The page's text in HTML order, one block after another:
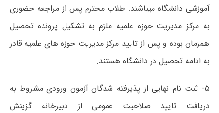
آموزشی دانشگاه میباشند. طلاب محترم پس از مراجعه حضوری
به مرکز مدیریت حوزه علمیه ملزم به تشکیل پرونده تحصیل
همزمان بوده و پس از تایید مرکز مدیریت حوزه های علمیه قادر
به ادامه تحصیل در دانشگاه هستند.
۵- ثبت نام نهایی از پذیرفته شدگان آزمون ورودی مشروط به
دریافت تایید صلاحیت عمومی از دبیرخانه گزینش